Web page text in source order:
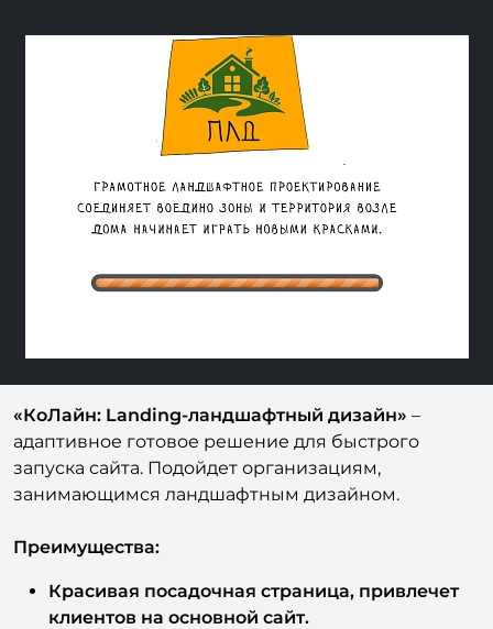
Previous
«КоЛайн: Landing-ландшафтный дизайн» –
адаптивное готовое решение для быстрого
запуска сайта. Подойдет организациям,
занимающимся ландшафтным дизайном.
Преимущества:
Красивая посадочная страница, привлечет
клиентов на основной сайт.